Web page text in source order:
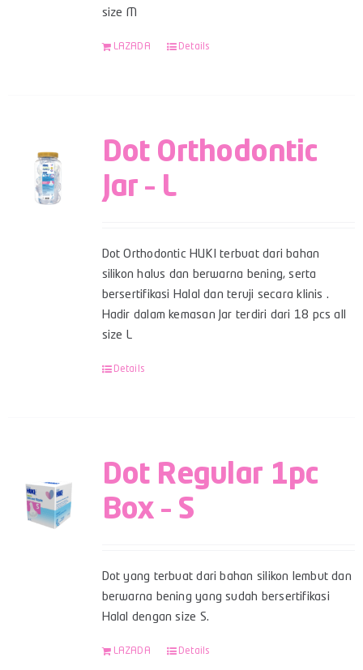
size M
LAZADA Details
Dot Orthodontic
Jar – L
Dot Orthodontic HUKI terbuat dari bahan
silikon halus dan berwarna bening, serta
bersertifikasi Halal dan teruji secara klinis .
Hadir dalam kemasan Jar terdiri dari 18 pcs all
size L
Details
Dot Regular 1pc
Box – S
Dot yang terbuat dari bahan silikon lembut dan
berwarna bening yang sudah bersertifikasi
Halal dengan size S.
LAZADA Details